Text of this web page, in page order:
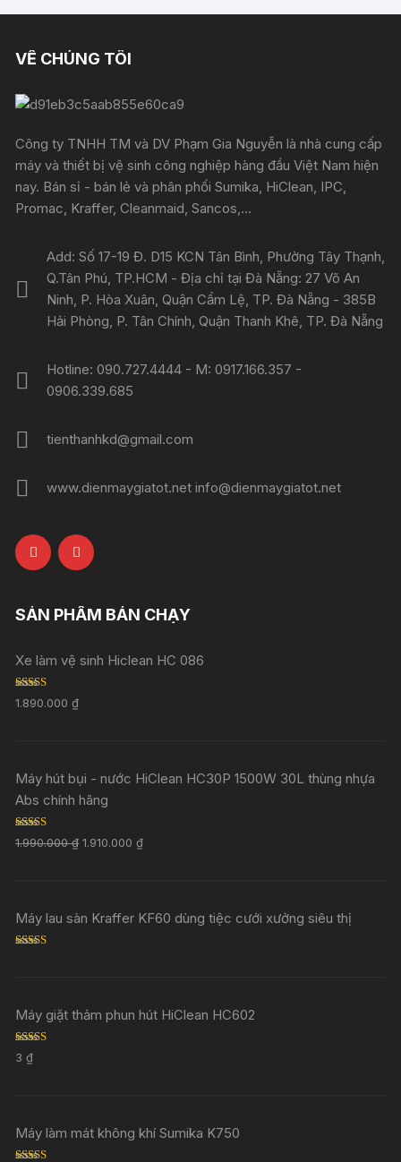
VỀ CHÚNG TÔI
Công ty TNHH TM và DV Phạm Gia Nguyễn là nhà cung cấp
máy và thiết bị vệ sinh công nghiệp hàng đầu Việt Nam hiện
nay. Bán sỉ - bán lẻ và phân phối Sumika, HiClean, IPC,
Promac, Kraffer, Cleanmaid, Sancos,...
Add: Số 17-19 Đ. D15 KCN Tân Bình, Phường Tây Thạnh,
Q.Tân Phú, TP.HCM - Địa chỉ tại Đà Nẵng: 27 Võ An
Ninh, P. Hòa Xuân, Quận Cẩm Lệ, TP. Đà Nẵng - 385B
Hải Phòng, P. Tân Chính, Quận Thanh Khê, TP. Đà Nẵng
Hotline: 090.727.4444 - M: 0917.166.357 -
0906.339.685
tienthanhkd@gmail.com
www.dienmaygiatot.net info@dienmaygiatot.net
SẢN PHẨM BÁN CHẠY
Xe làm vệ sinh Hiclean HC 086
Rated 5.00
out of 5
1.890.000₫
Máy hút bụi - nước HiClean HC30P 1500W 30L thùng nhựa
Abs chính hãng
Rated 5.00
out of 5
1.990.000₫ 1.910.000₫
Máy lau sàn Kraffer KF60 dùng tiệc cưới xưởng siêu thị
Máy giặt thảm phun hút HiClean HC602
Rated
out of 5
3₫
Máy làm mát không khí Sumika K750